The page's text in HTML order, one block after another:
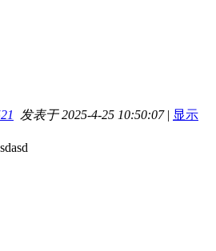
发表于 2025-4-25 10:50:07 | 显示